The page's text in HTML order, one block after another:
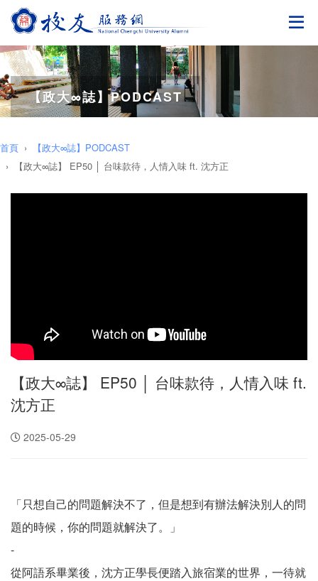
切
【政大∞誌】PODCAST
首頁
【政大∞誌】PODCAST
【政大∞誌】 EP50 │ 台味款待，人情入味 ft. 沈方正
【政大∞誌】 EP50 │ 台味款待，人情入味 ft.
沈方正
2025-05-29
「只想自己的問題解決不了，但是想到有辦法解決別人的問
題的時候，你的問題就解決了。」
-
從阿語系畢業後，沈方正學長便踏入旅宿業的世界，一待就